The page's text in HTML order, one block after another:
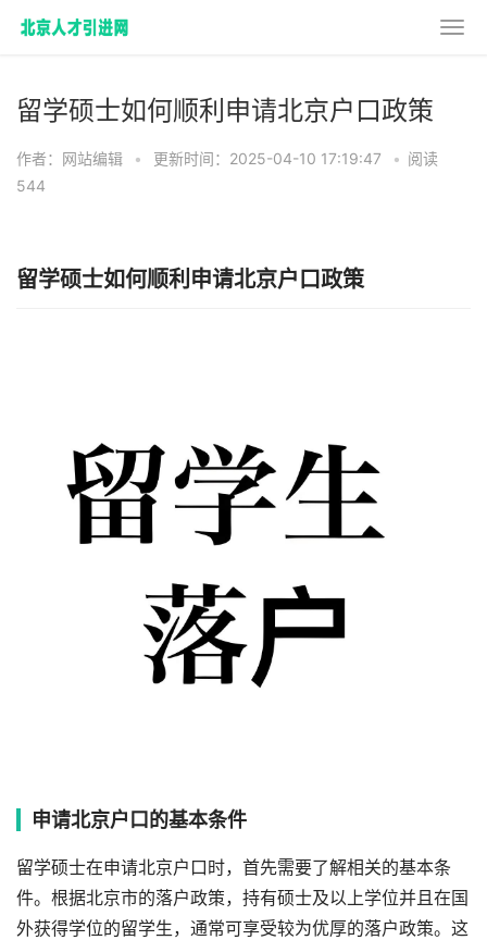
留学硕士如何顺利申请北京户口政策
作者：网站编辑 • 更新时间：2025-04-10 17:19:47 • 阅读
544
留学硕士如何顺利申请北京户口政策
申请北京户口的基本条件
留学硕士在申请北京户口时，首先需要了解相关的基本条
件。根据北京市的落户政策，持有硕士及以上学位并且在国
外获得学位的留学生，通常可享受较为优厚的落户政策。这